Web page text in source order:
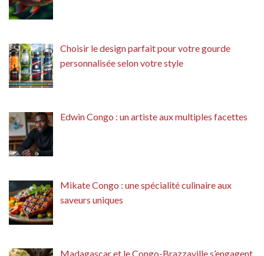
Choisir le design parfait pour votre gourde
personnalisée selon votre style
Edwin Congo : un artiste aux multiples facettes
Mikate Congo : une spécialité culinaire aux
saveurs uniques
Madagascar et le Congo-Brazzaville s’engagent